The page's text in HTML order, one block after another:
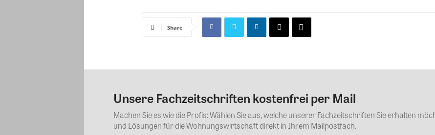
Share
Kommentar
Unsere Fachzeitschriften kostenfrei per Mail
Machen Sie es wie die Profis: Wählen Sie aus, welche unserer Fachzeitschriften Sie erhalten
und Lösungen für die Wohnungswirtschaft direkt in Ihrem Mailpostfach.